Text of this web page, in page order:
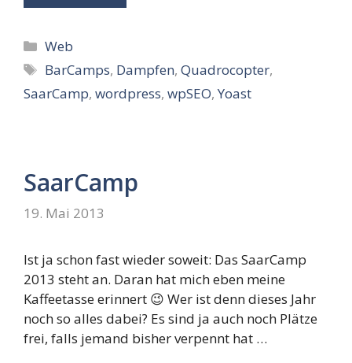
Kategorien
Web
Schlagwörter
BarCamps, Dampfen,Quadrocopter,
SaarCamp, wordpress, wpSEO, Yoast
SaarCamp
19. Mai 2013
Ist ja schon fast wieder soweit: Das SaarCamp
2013 steht an. Daran hat mich eben meine
Kaffeetasse erinnert 😉 Wer ist denn dieses Jahr
noch so alles dabei? Es sind ja auch noch Plätze
frei, falls jemand bisher verpennt hat …